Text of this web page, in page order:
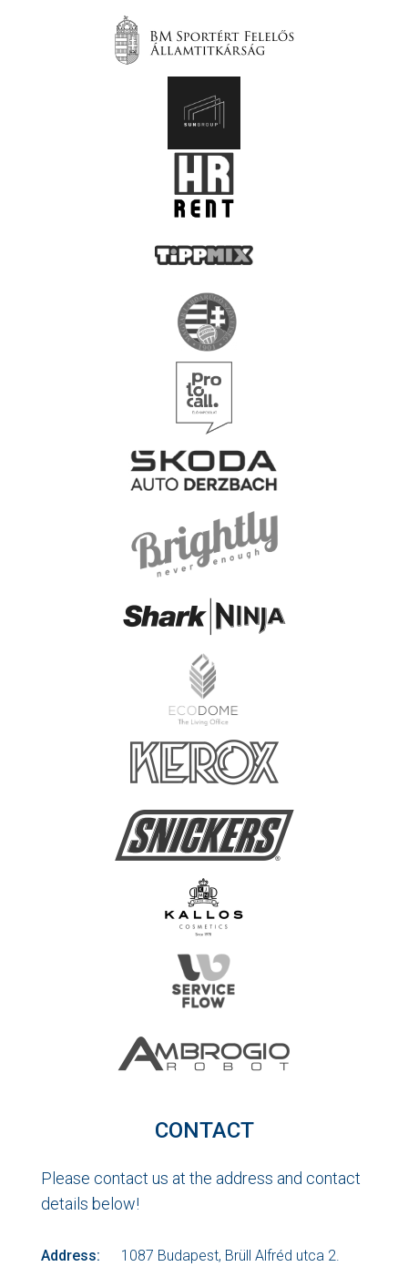
CONTACT
Please contact us at the address and contact
details below!
Address:
1087 Budapest, Brüll Alfréd utca 2.